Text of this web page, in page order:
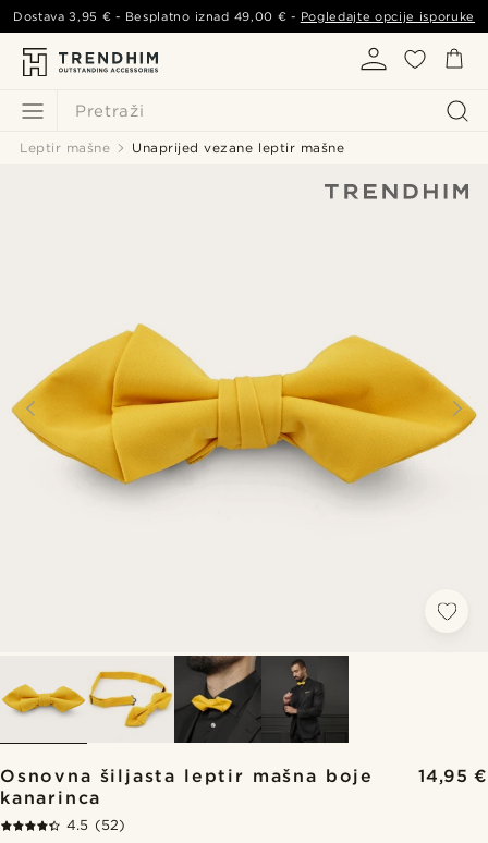
Pretraži
Dostava3,95 € - Besplatno iznad 49,00 € - Pogledajte opcije isporuke
Leptir mašne Unaprijed vezane leptir mašne
Osnovna šiljasta leptir mašna boje
kanarinca
14,95 €
4.5 (52)